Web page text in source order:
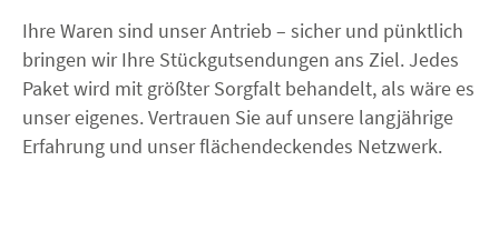
Ihre Waren sind unser Antrieb – sicher und pünktlich
bringen wir Ihre Stückgutsendungen ans Ziel. Jedes
Paket wird mit größter Sorgfalt behandelt, als wäre es
unser eigenes. Vertrauen Sie auf unsere langjährige
Erfahrung und unser flächendeckendes Netzwerk.